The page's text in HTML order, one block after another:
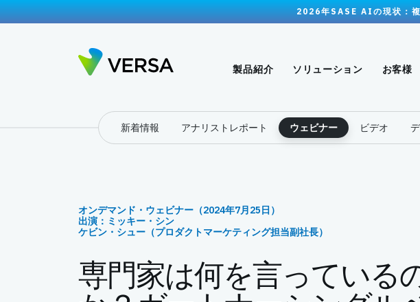
2026年SASE AIの現状：複
製品紹介 ソリューション お客様
新着情報 アナリストレポート ウェビナー ビデオ
オンデマンド・ウェビナー（2024年7月25日）
出演：ミッキー・シン
ケビン・シュー（プロダクトマーケティング担当副社長）
専門家は何を言っている